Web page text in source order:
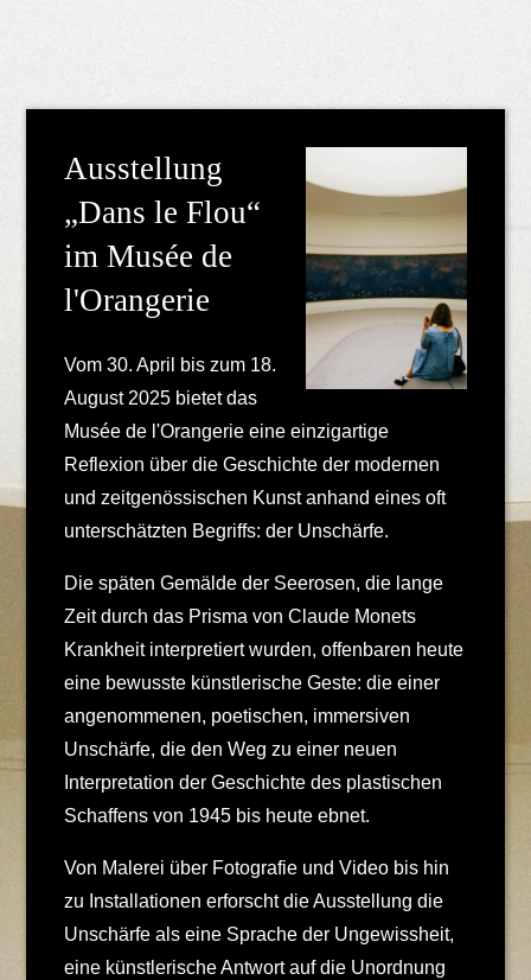
Ausstellung
„Dans le Flou“
im Musée de
l'Orangerie
Vom 30. April bis zum 18.
August 2025 bietet das
Musée de l'Orangerie eine einzigartige
Reflexion über die Geschichte der modernen
und zeitgenössischen Kunst anhand eines oft
unterschätzten Begriffs: der Unschärfe.
Die späten Gemälde der Seerosen, die lange
Zeit durch das Prisma von Claude Monets
Krankheit interpretiert wurden, offenbaren heute
eine bewusste künstlerische Geste: die einer
angenommenen, poetischen, immersiven
Unschärfe, die den Weg zu einer neuen
Interpretation der Geschichte des plastischen
Schaffens von 1945 bis heute ebnet.
Von Malerei über Fotografie und Video bis hin
zu Installationen erforscht die Ausstellung die
Unschärfe als eine Sprache der Ungewissheit,
eine künstlerische Antwort auf die Unordnung